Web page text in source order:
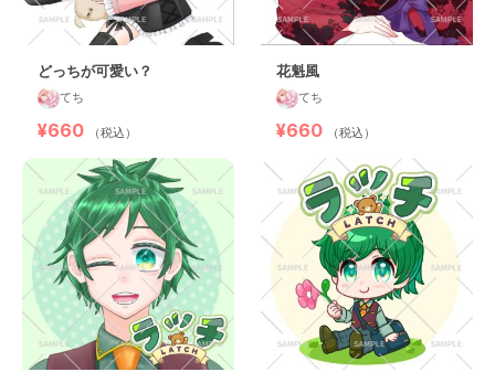
どっちが可愛い？
てち
¥660 （税込）
花魁風
てち
¥660 （税込）